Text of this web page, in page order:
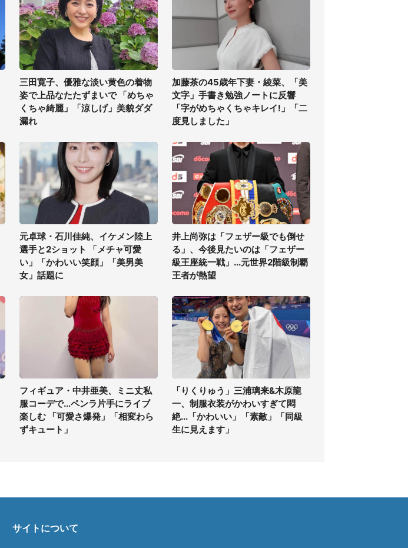
三田寛子、優雅な淡い黄色の着物
姿で上品なたたずまいで 「めちゃ
くちゃ綺麗」「涼しげ」美貌ダダ
漏れ
加藤茶の45歳年下妻・綾菜、「美
文字」手書き勉強ノートに反響
「字がめちゃくちゃキレイ!」「二
度見しました」
元卓球・石川佳純、イケメン陸上
選手と2ショット 「メチャ可愛
い」「かわいい笑顔」「美男美
女」話題に
井上尚弥は「フェザー級でも倒せ
る」、今後見たいのは「フェザー
級王座統一戦」...元世界2階級制覇
王者が熱望
フィギュア・中井亜美、ミニ丈私
服コーデで...ペンラ片手にライブ
楽しむ 「可愛さ爆発」「相変わら
ずキュート」
「りくりゅう」三浦璃来&木原龍
一、制服衣装がかわいすぎて悶
絶...「かわいい」「素敵」「同級
生に見えます」
サイトについて